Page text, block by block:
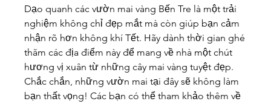
Dạo quanh các vườn mai vàng Bến Tre là một trải
nghiệm không chỉ đẹp mắt mà còn giúp bạn cảm
nhận rõ hơn không khí Tết. Hãy dành thời gian ghé
thăm các địa điểm này để mang về nhà một chút
hương vị xuân từ những cây mai vàng tuyệt đẹp.
Chắc chắn, những vườn mai tại đây sẽ không làm